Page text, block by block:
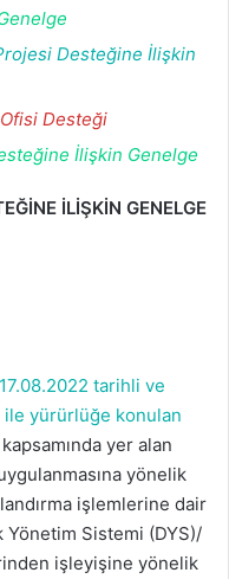
Desteğine İlişkin
Ofisi Desteği
İlişkin Genelge
İLİŞKİN GENELGE
17.08.2022 tarihli ve
ile yürürlüğe konulan
kapsamında yer alan
yönelik
işlemlerine dair
Sistemi (DYS)/
işleyişine yönelik